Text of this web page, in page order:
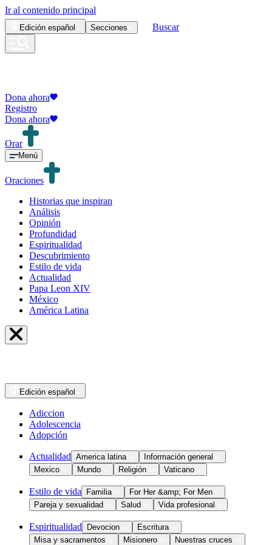
Ir al contenido principal
Edición español Secciones Buscar
Dona ahora
Registro
Dona ahora
Orar
Menú
Oraciones
Historias que inspiran
Análisis
Opinión
Profundidad
Espiritualidad
Descubrimiento
Estilo de vida
Actualidad
Papa Leon XIV
México
América Latina
Edición español
Adiccion
Adolescencia
Adopción
Actualidad America latina
Información general
Mexico
Mundo Religión Vaticano
Estilo de vida Familia
For Her &amp; For Men
Pareja y sexualidad
Salud Vida profesional
Espiritualidad Devocion
Escritura
Misa y sacramentos
Misionero
Nuestras cruces